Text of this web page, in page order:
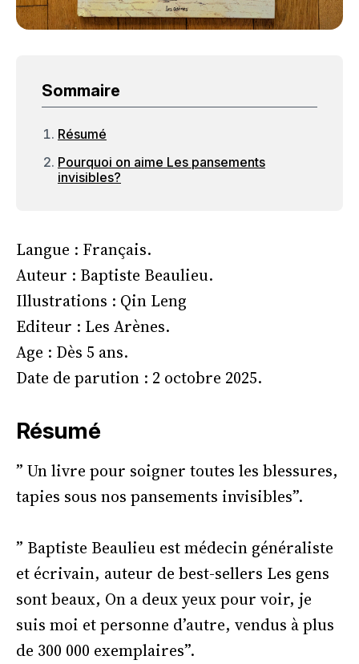
Sommaire
Résumé
Pourquoi on aime Les pansements
invisibles?
Langue : Français.
Auteur : Baptiste Beaulieu.
Illustrations : Qin Leng
Editeur : Les Arènes.
Age : Dès 5 ans.
Date de parution : 2 octobre 2025.
Résumé
” Un livre pour soigner toutes les blessures,
tapies sous nos pansements invisibles”.
” Baptiste Beaulieu est médecin généraliste
et écrivain, auteur de best-sellers Les gens
sont beaux, On a deux yeux pour voir, je
suis moi et personne d’autre, vendus à plus
de 300 000 exemplaires”.